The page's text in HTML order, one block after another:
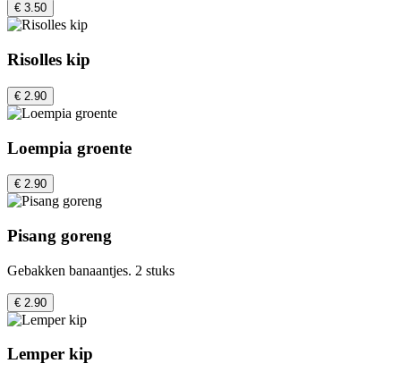
€ 3.50
Risolles kip
€ 2.90
Loempia groente
€ 2.90
Pisang goreng
Gebakken banaantjes. 2 stuks
€ 2.90
Lemper kip